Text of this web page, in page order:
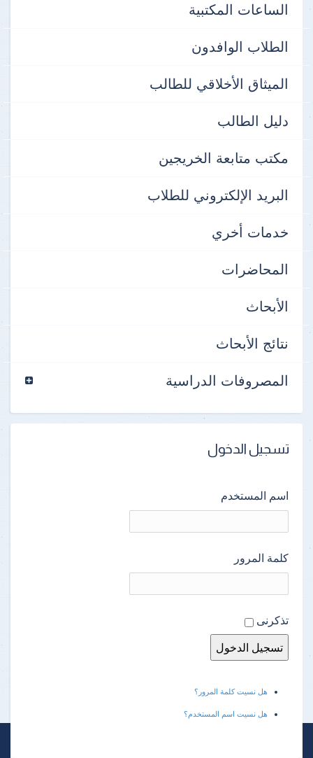
الساعات المكتبية
الطلاب الوافدون
الميثاق الأخلاقي للطالب
دليل الطالب
مكتب متابعة الخريجين
البريد الإلكتروني للطلاب
خدمات أخري
المحاضرات
الأبحاث
نتائج الأبحاث
المصروفات الدراسية
تسجيل الدخول
اسم المستخدم
كلمة المرور
تذكرنى
هل نسيت كلمة المرور؟
هل نسيت اسم المستخدم؟